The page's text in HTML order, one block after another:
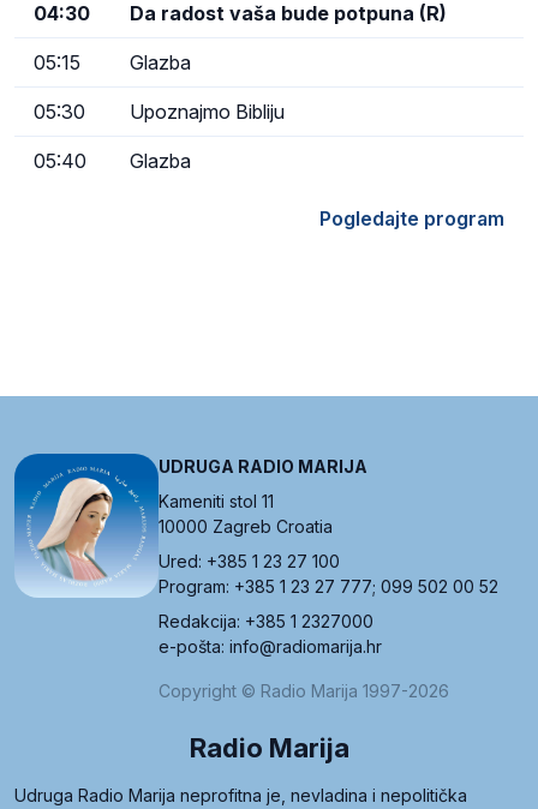
04:30 Da radost vaša bude potpuna (R)
05:15 Glazba
05:30 Upoznajmo Bibliju
05:40 Glazba
Pogledajte program
UDRUGA RADIO MARIJA
Kameniti stol 11
10000 Zagreb Croatia
Ured: +385 1 23 27 100
Program: +385 1 23 27 777; 099 502 00 52
Redakcija: +385 1 2327000
e-pošta: info@radiomarija.hr
Copyright © Radio Marija 1997-2026
Radio Marija
Udruga Radio Marija neprofitna je, nevladina i nepolitička